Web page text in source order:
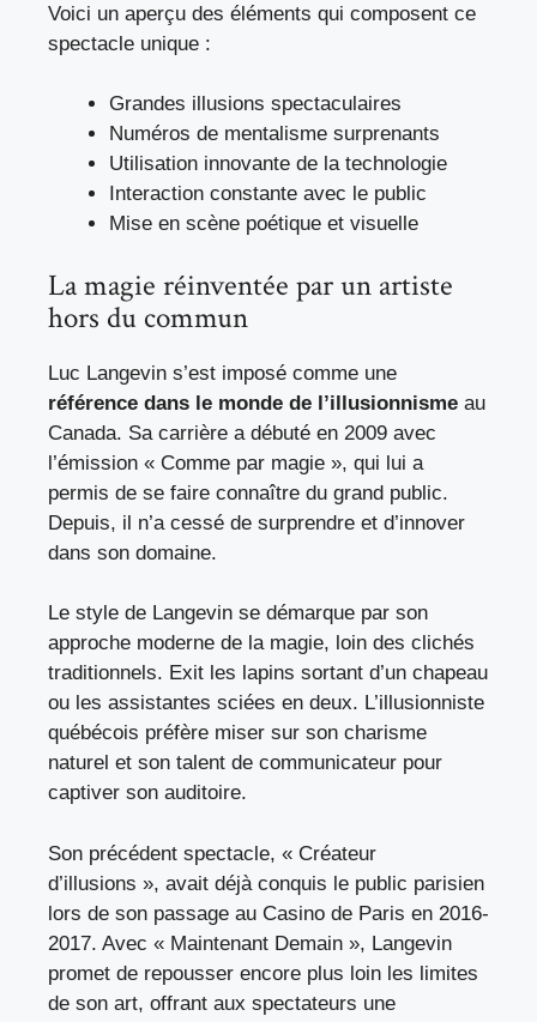
Voici un aperçu des éléments qui composent ce
spectacle unique :
Grandes illusions spectaculaires
Numéros de mentalisme surprenants
Utilisation innovante de la technologie
Interaction constante avec le public
Mise en scène poétique et visuelle
La magie réinventée par un artiste
hors du commun
Luc Langevin s’est imposé comme une
référence dans le monde de l’illusionnisme au
Canada. Sa carrière a débuté en 2009 avec
l’émission « Comme par magie », qui lui a
permis de se faire connaître du grand public.
Depuis, il n’a cessé de surprendre et d’innover
dans son domaine.
Le style de Langevin se démarque par son
approche moderne de la magie, loin des clichés
traditionnels. Exit les lapins sortant d’un chapeau
ou les assistantes sciées en deux. L’illusionniste
québécois préfère miser sur son charisme
naturel et son talent de communicateur pour
captiver son auditoire.
Son précédent spectacle, « Créateur
d’illusions », avait déjà conquis le public parisien
lors de son passage au Casino de Paris en 2016-
2017. Avec « Maintenant Demain », Langevin
promet de repousser encore plus loin les limites
de son art, offrant aux spectateurs une